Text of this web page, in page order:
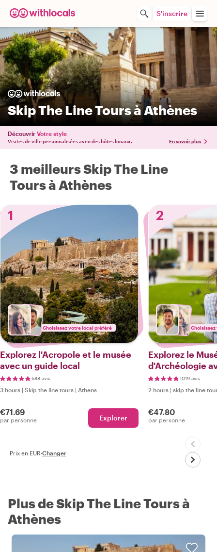
S'inscrire
Skip The Line Tours à Athènes
Découvrir Votre style
Visites de ville personnalisées avec des hôtes locaux. En savoir plus
3 meilleurs Skip The Line
Tours à Athènes
1
Choisissez votre local préféré
Explorez l'Acropole et le musée
avec un guide local
688 avis
3 hours | Skip the line tours | Athens
€71.69
par personne Explorer
2
Explorez le
d'Archéologie
agréé
1019 avis
2 hours | skip the line
€47.80
par personne
Prix en EUR·Changer
Plus de Skip The Line Tours à
Athènes